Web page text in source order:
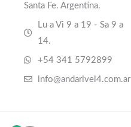
Santa Fe. Argentina.
Lu a Vi 9 a 19 - Sa 9 a
14.
+54 341 5792899
info@andarivel4.com.ar